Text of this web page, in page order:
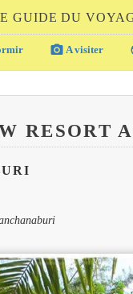
GUIDE DU
photo_camera A visiter
RESORT